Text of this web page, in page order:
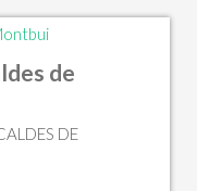
de
DE